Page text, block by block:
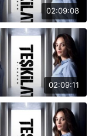
02:09:08
02:09:11